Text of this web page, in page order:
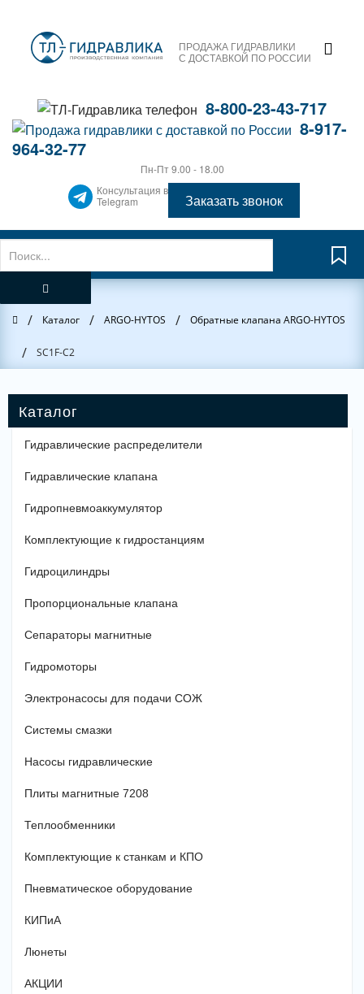
ПРОДАЖА ГИДРАВЛИКИ
С ДОСТАВКОЙ ПО РОССИИ
8-800-23-43-717
8-917-
964-32-77
Пн-Пт 9.00 - 18.00
Консультация в
Telegram
Заказать звонок
Главная
/ Каталог / ARGO-HYTOS / Обратные клапана ARGO-HYTOS
/ SC1F-C2
Гидравлические распределители
Гидравлические клапана
Гидропневмоаккумулятор
Комплектующие к гидростанциям
Гидроцилиндры
Пропорциональные клапана
Сепараторы магнитные
Гидромоторы
Электронасосы для подачи СОЖ
Системы смазки
Насосы гидравлические
Плиты магнитные 7208
Теплообменники
Комплектующие к станкам и КПО
Пневматическое оборудование
КИПиА
Люнеты
АКЦИИ